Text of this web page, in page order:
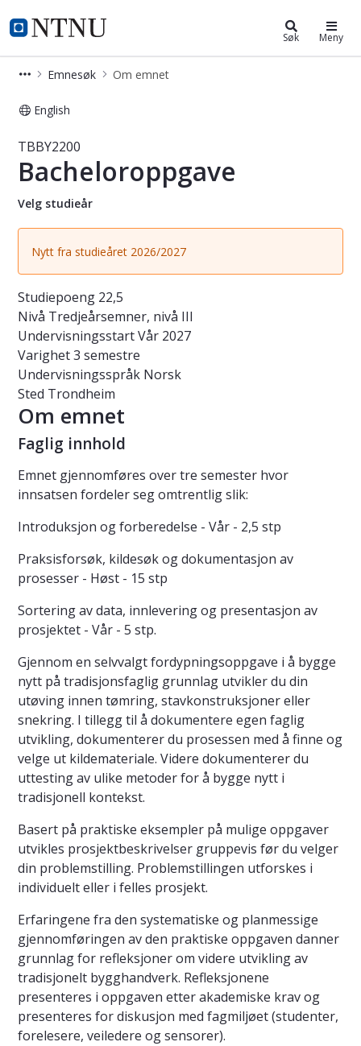
NTNU Hjemmeside
Studier Søk Meny
Emnesøk Om emnet
English
Emne - Bacheloroppgave -
TBBY2200
Bacheloroppgave
Velg studieår
Nytt fra studieåret 2026/2027
Studiepoeng 22,5
Nivå Tredjeårsemner, nivå III
UndervisningsstartVår 2027
Varighet3 semestre
Undervisningsspråk Norsk
Sted Trondheim
Om emnet
Faglig innhold
Emnet gjennomføres over tre semester hvor
innsatsen fordeler seg omtrentlig slik:
Introduksjon og forberedelse - Vår - 2,5 stp
Praksisforsøk, kildesøk og dokumentasjon av
prosesser - Høst - 15 stp
Sortering av data, innlevering og presentasjon av
prosjektet - Vår - 5 stp.
Gjennom en selvvalgt fordypningsoppgave i å bygge
nytt på tradisjonsfaglig grunnlag utvikler du din
utøving innen tømring, stavkonstruksjoner eller
snekring. I tillegg til å dokumentere egen faglig
utvikling, dokumenterer du prosessen med å finne og
velge ut kildemateriale. Videre dokumenterer du
uttesting av ulike metoder for å bygge nytt i
tradisjonell kontekst.
Basert på praktiske eksempler på mulige oppgaver
utvikles prosjektbeskrivelser gruppevis før du velger
din problemstilling. Problemstillingen utforskes i
individuelt eller i felles prosjekt.
Erfaringene fra den systematiske og planmessige
gjennomføringen av den praktiske oppgaven danner
grunnlag for refleksjoner om videre utvikling av
tradisjonelt bygghandverk. Refleksjonene
presenteres i oppgaven etter akademiske krav og
presenteres for diskusjon med fagmiljøet (studenter,
forelesere, veiledere og sensorer).